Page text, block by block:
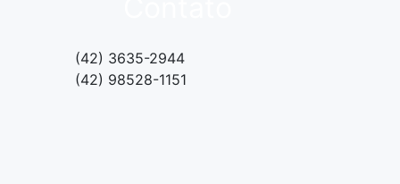
(42) 3635-2944
(42) 98528-1151